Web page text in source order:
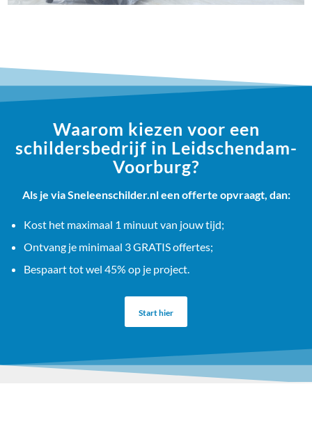
Waarom kiezen voor een
schildersbedrijf in Leidschendam-
Voorburg?
Als je via Sneleenschilder.nl een offerte opvraagt, dan:
Kost het maximaal 1 minuut van jouw tijd;
Ontvang je minimaal 3 GRATIS offertes;
Bespaart tot wel 45% op je project.
Start hier